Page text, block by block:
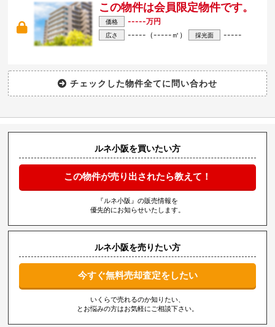
この物件は会員限定物件です。
価格 -----万円
広さ -----（-----㎡） 採光面 -----
ルネ小阪を買いたい方
この物件が売り出されたら教えて！
『ルネ小阪』の販売情報を
優先的にお知らせいたします。
ルネ小阪を売りたい方
今すぐ無料売却査定をしたい
いくらで売れるのか知りたい、
とお悩みの方はお気軽にご相談下さい。